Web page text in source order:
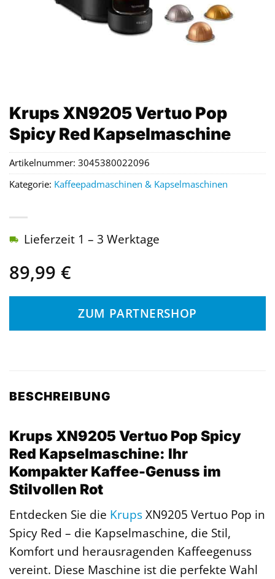
Krups XN9205 Vertuo Pop
Spicy Red Kapselmaschine
89,99 €
Lieferzeit 1 – 3 Werktage
ZUM PARTNERSHOP
Artikelnummer: 3045380022096
Kategorie: Kaffeepadmaschinen & Kapselmaschinen
BESCHREIBUNG
Krups XN9205 Vertuo Pop Spicy
Red Kapselmaschine: Ihr
Kompakter Kaffee-Genuss im
Stilvollen Rot
Entdecken Sie die KrupsXN9205 Vertuo Pop in
Spicy Red – die Kapselmaschine, die Stil,
Komfort und herausragenden Kaffeegenuss
vereint. Diese Maschine ist die perfekte Wahl